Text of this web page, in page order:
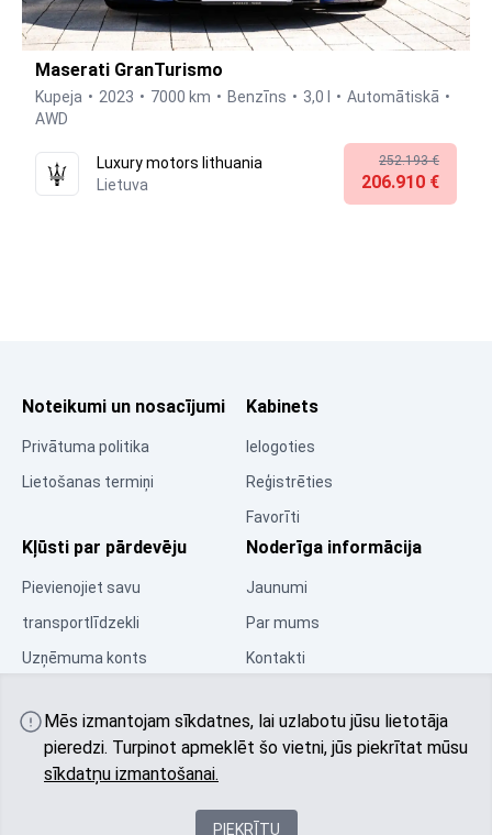
Maserati GranTurismo
Kupeja 2023 7000 km Benzīns 3,0 l
Automātiskā
AWD
Luxury motors lithuania
Lietuva
252.193 €
206.910 €
Noteikumi un nosacījumi
Privātuma politika
Lietošanas termiņi
Kabinets
Ielogoties
Reģistrēties
Favorīti
Kļūsti par pārdevēju
Pievienojiet savu
transportlīdzekli
Uzņēmuma konts
Kopiena
Noderīga informācija
Jaunumi
Par mums
Kontakti
Mēs izmantojam sīkdatnes, lai uzlabotu jūsu lietotāja
pieredzi. Turpinot apmeklēt šo vietni, jūs piekrītat mūsu
sīkdatņu izmantošanai.
PIEKRĪTU